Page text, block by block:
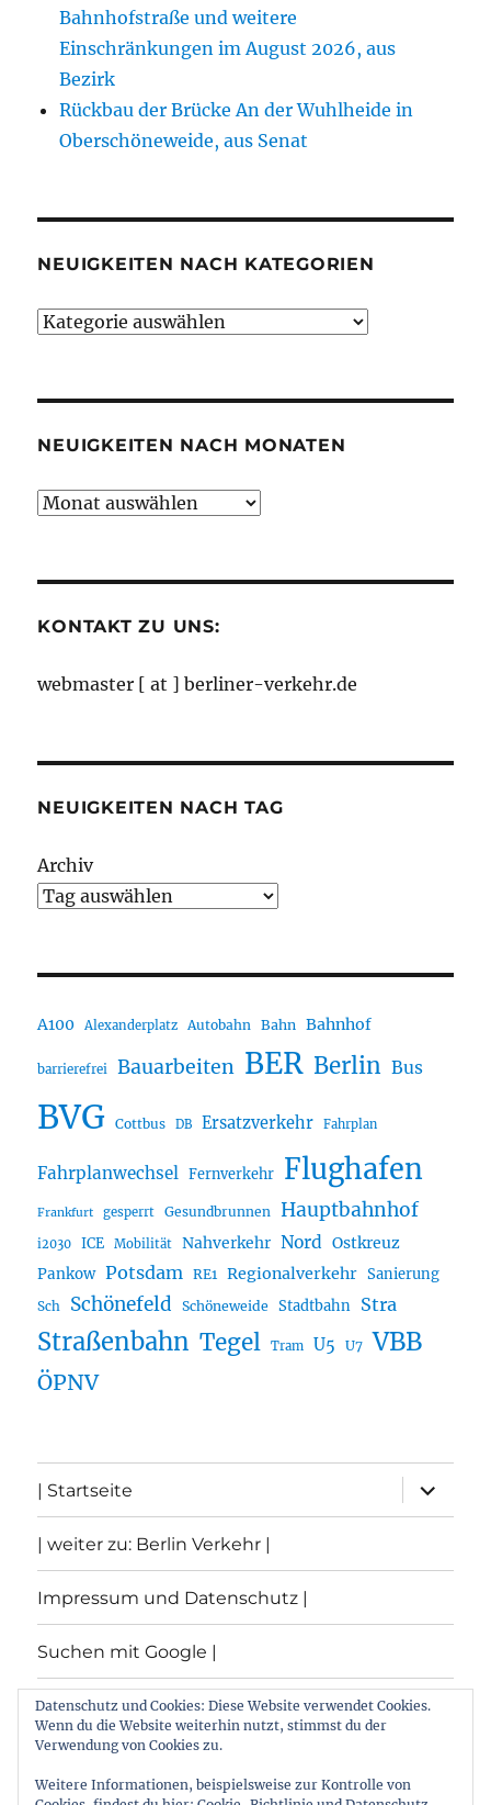
Bahnhofstraße und weitere
Einschränkungen im August 2026, aus
Bezirk
Rückbau der Brücke An der Wuhlheide in
Oberschöneweide, aus Senat
NEUIGKEITEN NACH KATEGORIEN
Neuigkeiten
NEUIGKEITEN NACH MONATEN
Neuigkeiten
KONTAKT ZU UNS:
webmaster [ at ] berliner-verkehr.de
NEUIGKEITEN NACH TAG
Archiv
A100 Alexanderplatz Autobahn Bahn Bahnhof
barrierefrei Bauarbeiten BER Berlin Bus
BVG Cottbus DB Ersatzverkehr Fahrplan
Fahrplanwechsel Fernverkehr Flughafen
Frankfurt gesperrt Gesundbrunnen Hauptbahnhof
i2030 ICE Mobilität Nahverkehr Nord Ostkreuz
Pankow Potsdam RE1 Regionalverkehr Sanierung
Sch Schönefeld Schöneweide Stadtbahn Stra
Straßenbahn Tegel Tram U5 U7 VBB
ÖPNV
| Startseite
öffnen
| weiter zu: Berlin Verkehr |
Impressum und Datenschutz |
Suchen mit Google |
Themen
Datenschutz und Cookies: Diese Website verwendet Cookies.
Wenn du die Website weiterhin nutzt, stimmst du der
Verwendung von Cookies zu.
Weitere Informationen, beispielsweise zur Kontrolle von